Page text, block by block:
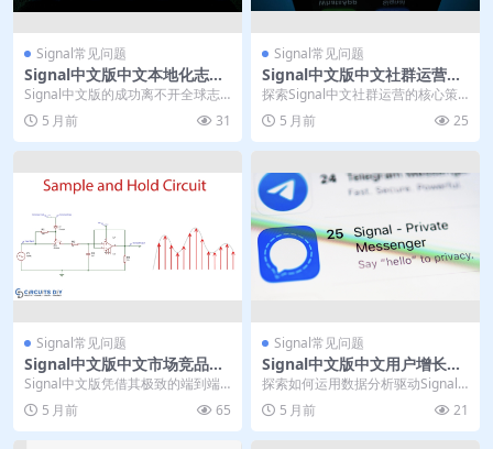
Signal常见问题
Signal中文版中文本地化志愿
者参与贡献
Signal中文版的成功离不开全球志
愿者社区的贡献，他们通过本地化
翻译与技术支援...
5 月前 31
Signal常见问题
Signal中文版中文社群运营最
佳实践分享
探索Signal中文社群运营的核心策
略，聚焦如何利用其顶尖隐私保护
功能构建安全、...
5 月前 25
Signal常见问题
Signal中文版中文市场竞品对
比优势总结
Signal中文版凭借其极致的端到端
加密技术与非营利组织背景，在中
国市场构建了以...
5 月前 65
Signal常见问题
Signal中文版中文用户增长运
营数据分析
探索如何运用数据分析驱动Signal
中文版用户增长，关键在于构建以
数据为核心的文...
5 月前 21